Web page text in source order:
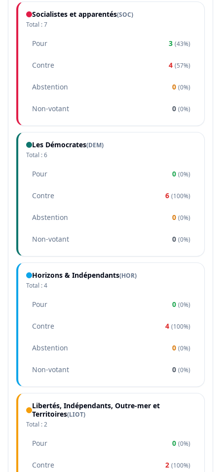
Socialistes et apparentés(SOC)
Total :7
Pour 3 (43%)
Contre 4 (57%)
Abstention 0 (0%)
Non-votant 0 (0%)
Les Démocrates(DEM)
Total :6
Pour 0 (0%)
Contre 6 (100%)
Abstention 0 (0%)
Non-votant 0 (0%)
Horizons & Indépendants(HOR)
Total :4
Pour 0 (0%)
Contre 4 (100%)
Abstention 0 (0%)
Non-votant 0 (0%)
Libertés, Indépendants, Outre-mer et
Territoires(LIOT)
Total :2
Pour 0 (0%)
Contre 2 (100%)